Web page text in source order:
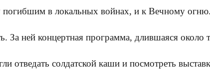
погибшим в локальных войнах, и к Вечному огню.
За ней концертная программа, длившаяся около
отведать солдатской каши и посмотреть